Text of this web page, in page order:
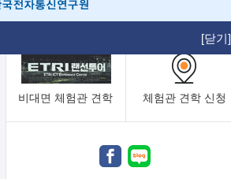
[닫기]
비대면 체험관 견학 체험관 견학 신청